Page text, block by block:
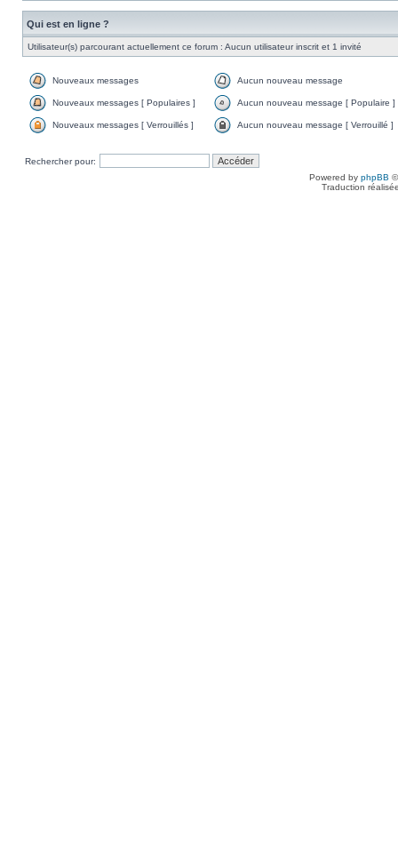
Qui est en ligne ?
Utilisateur(s) parcourant actuellement ce forum : Aucun utilisateur inscrit et 1 invité
Nouveaux messages Aucun nouveau message
Nouveaux messages [ Populaires ] Aucun nouveau message [ Populaire ]
Nouveaux messages [ Verrouillés ] Aucun nouveau message [ Verrouillé ]
Rechercher pour:
Powered by phpBB
Traduction